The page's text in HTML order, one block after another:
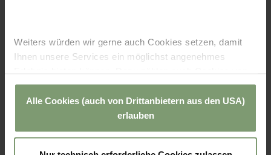
Weiters würden wir gerne auch Cookies setzen, damit
Ihnen unsere Services ein möglichst angenehmes
Drittanbietern teilweise aus den USA. Sie können
entweder alle Cookies akzeptieren und diese in der
Zukunft jederzeit widerrufen oder der Verwendung von
Cookies, die nicht technisch erforderlich sind,
Alle Cookies (auch von Drittanbietern aus den USA)
erlauben
Kennt Ihr schon Sunny Bunny?
Dann wird es aber Zeit! Sunny Bunny wird Euch in der
Sonnentherme öfter begegnen. Mitglieder in seinem
Sunny Bunny Club genießen viele Vorzüge und Vorteils-